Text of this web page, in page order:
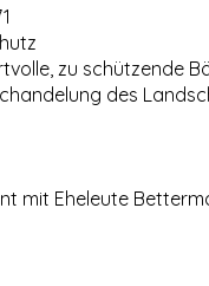
zu schützende
des
mit Eheleute